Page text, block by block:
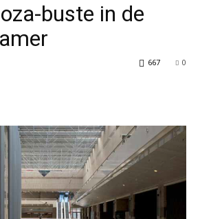
buste in de
0
667